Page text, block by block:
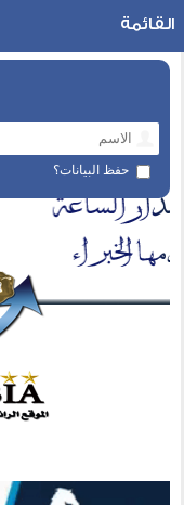
حفظ البيانات؟
القائمة